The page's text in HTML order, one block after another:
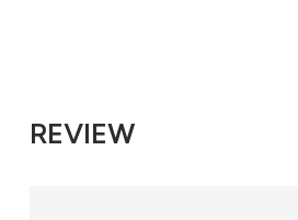
REVIEW